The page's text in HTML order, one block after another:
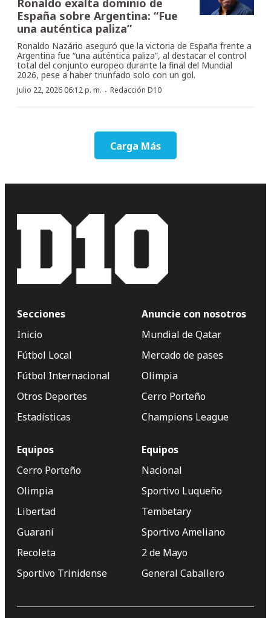
Ronaldo exalta dominio de
España sobre Argentina: “Fue
una auténtica paliza”
Ronaldo Nazário aseguró que la victoria de España frente a
Argentina fue “una auténtica paliza”, al destacar el control
total del conjunto europeo durante la final del Mundial
2026, pese a haber triunfado solo con un gol.
Julio 22, 2026 06:12 p. m. · Redacción D10
Carga Más
Secciones
Inicio
Fútbol Local
Fútbol Internacional
Otros Deportes
Estadísticas
Anuncie con nosotros
Mundial de Qatar
Mercado de pases
Olimpia
Cerro Porteño
Champions League
Equipos
Cerro Porteño
Olimpia
Libertad
Guaraní
Recoleta
Sportivo Trinidense
Equipos
Nacional
Sportivo Luqueño
Tembetary
Sportivo Ameliano
2 de Mayo
General Caballero